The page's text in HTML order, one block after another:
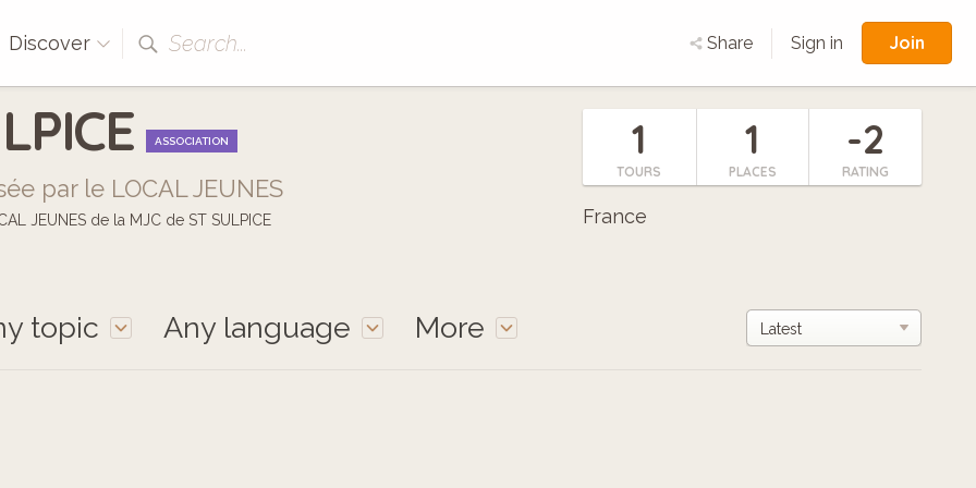
Discover Search... Share Sign in Join
ASSOCIATION
par le LOCAL JEUNES
JEUNES de la MJC de ST SULPICE
1
TOURS
1
PLACES
-2
RATING
France
topic Any language More